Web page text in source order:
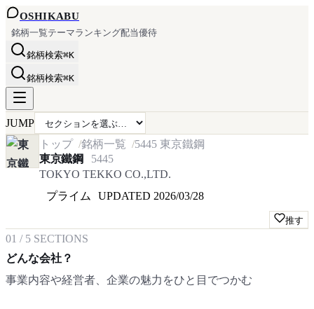
OSHIKABU
銘柄一覧テーマランキング配当優待
銘柄検索⌘K
銘柄検索⌘K
JUMP
トップ
銘柄一覧 5445 東京鐵鋼
東京鐵鋼
5445
TOKYO TEKKO CO.,LTD.
プライム
UPDATED 2026/03/28
推す
01 / 5 SECTIONS
どんな会社？
事業内容や経営者、企業の魅力をひと目でつかむ